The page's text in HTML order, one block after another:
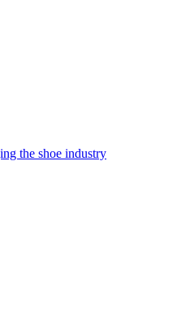
the shoe industry